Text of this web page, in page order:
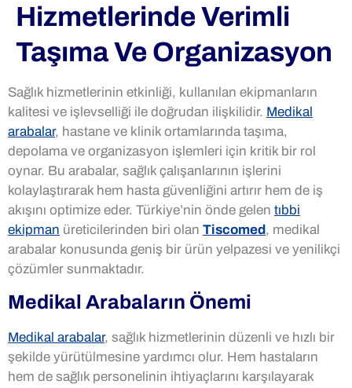
Hizmetlerinde Verimli
Taşıma Ve Organizasyon
Sağlık hizmetlerinin etkinliği, kullanılan ekipmanların
kalitesi ve işlevselliği ile doğrudan ilişkilidir. Medikal
arabalar, hastane ve klinik ortamlarında taşıma,
depolama ve organizasyon işlemleri için kritik bir rol
oynar. Bu arabalar, sağlık çalışanlarının işlerini
kolaylaştırarak hem hasta güvenliğini artırır hem de iş
akışını optimize eder. Türkiye’nin önde gelen tıbbi
ekipman üreticilerinden biri olan Tiscomed, medikal
arabalar konusunda geniş bir ürün yelpazesi ve yenilikçi
çözümler sunmaktadır.
Medikal Arabaların Önemi
Medikal arabalar, sağlık hizmetlerinin düzenli ve hızlı bir
şekilde yürütülmesine yardımcı olur. Hem hastaların
hem de sağlık personelinin ihtiyaçlarını karşılayarak